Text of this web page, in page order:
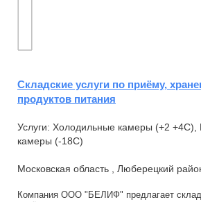
Складские услуги по приёму,
продуктов питания
Услуги: Холодильные камеры (+2
камеры (-18С)
Московская область , Люберецкий
Компания ООО "БЕЛИФ" предлагает